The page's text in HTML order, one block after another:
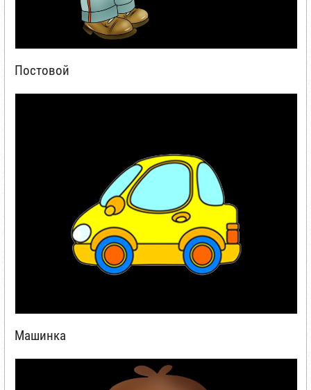
Постовой
Машинка